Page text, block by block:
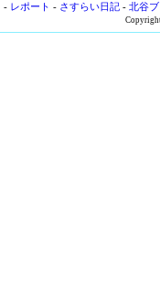
- レポート - さすらい日記- 北谷